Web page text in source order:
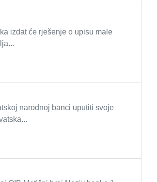
izdat će rješenje o upisu male
narodnoj banci uputiti svoje